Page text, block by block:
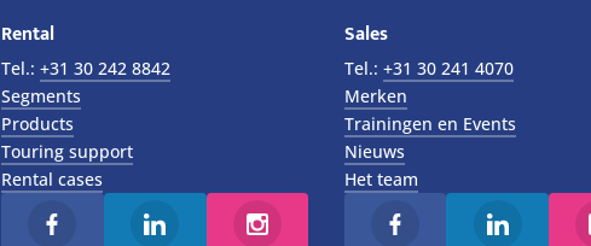
Rental
Tel.: +31 30 242 8842
Segments
Products
Touring support
Rental cases
Sales
Tel.: +31 30 241 4070
Merken
Trainingen en Events
Nieuws
Het team